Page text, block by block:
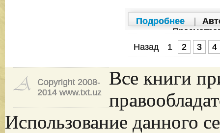
Подробнее
Назад
1 2 3 4
Copyright 2008-
2014 www.txt.uz
Все книги
Использование данного